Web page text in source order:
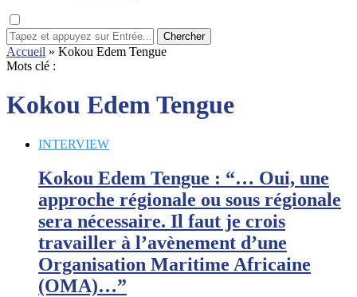
Chercher
Accueil » Kokou Edem Tengue
Mots clé :
Kokou Edem Tengue
INTERVIEW
Kokou Edem Tengue : “… Oui, une
approche régionale ou sous régionale
sera nécessaire. Il faut je crois
travailler à l’avènement d’une
Organisation Maritime Africaine
(OMA)…”